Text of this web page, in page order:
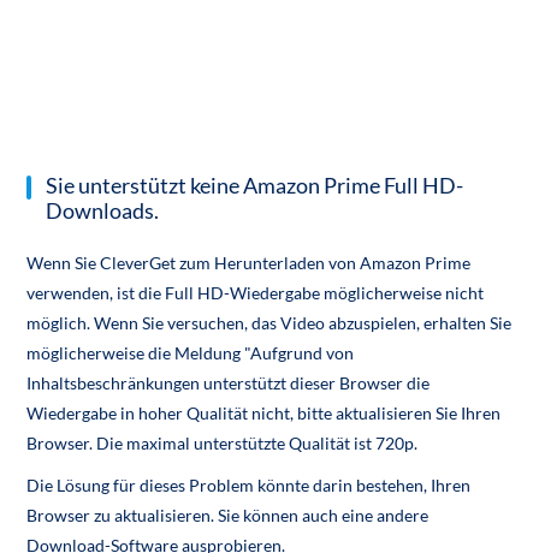
Sie unterstützt keine Amazon Prime Full HD-
Downloads.
Wenn Sie CleverGet zum Herunterladen von Amazon Prime
verwenden, ist die Full HD-Wiedergabe möglicherweise nicht
möglich. Wenn Sie versuchen, das Video abzuspielen, erhalten Sie
möglicherweise die Meldung "Aufgrund von
Inhaltsbeschränkungen unterstützt dieser Browser die
Wiedergabe in hoher Qualität nicht, bitte aktualisieren Sie Ihren
Browser. Die maximal unterstützte Qualität ist 720p.
Die Lösung für dieses Problem könnte darin bestehen, Ihren
Browser zu aktualisieren. Sie können auch eine andere
Download-Software ausprobieren.